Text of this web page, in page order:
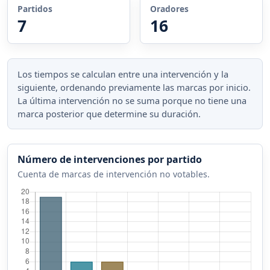
Partidos
7
Oradores
16
Los tiempos se calculan entre una intervención y la
siguiente, ordenando previamente las marcas por inicio.
La última intervención no se suma porque no tiene una
marca posterior que determine su duración.
Número de intervenciones por partido
Cuenta de marcas de intervención no votables.